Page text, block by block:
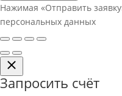
Нажимая «Отправить
персональных данных
Запросить счёт